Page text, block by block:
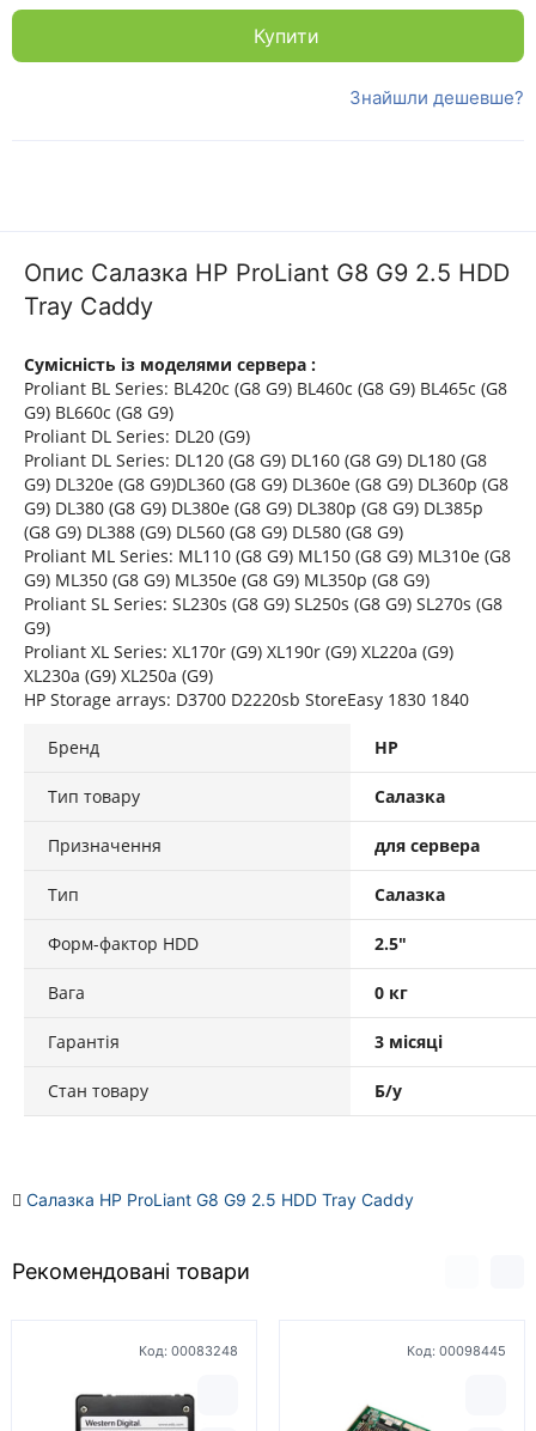
Купити
Знайшли дешевше?
Опис Салазка HP ProLiant G8 G9 2.5 HDD
Tray Caddy
Сумісність із моделями сервера :
Proliant BL Series: BL420c (G8 G9) BL460c (G8 G9) BL465c (G8
G9) BL660c (G8 G9)
Proliant DL Series: DL20 (G9)
Proliant DL Series: DL120 (G8 G9) DL160 (G8 G9) DL180 (G8
G9) DL320e (G8 G9)DL360 (G8 G9) DL360e (G8 G9) DL360p (G8
G9) DL380 (G8 G9) DL380e (G8 G9) DL380p (G8 G9) DL385p
(G8 G9) DL388 (G9) DL560 (G8 G9) DL580 (G8 G9)
Proliant ML Series: ML110 (G8 G9) ML150 (G8 G9) ML310e (G8
G9) ML350 (G8 G9) ML350e (G8 G9) ML350p (G8 G9)
Proliant SL Series: SL230s (G8 G9) SL250s (G8 G9) SL270s (G8
G9)
Proliant XL Series: XL170r (G9) XL190r (G9) XL220a (G9)
XL230a (G9) XL250a (G9)
HP Storage arrays: D3700 D2220sb StoreEasy 1830 1840
Бренд HP
Тип товару Салазка
Призначення для сервера
Тип Салазка
Форм-фактор HDD 2.5"
Вага 0 кг
Гарантія 3 місяці
Стан товару Б/у
Салазка HP ProLiant G8 G9 2.5 HDD Tray Caddy
Рекомендовані товари
Код: 00083248 Код: 00098445